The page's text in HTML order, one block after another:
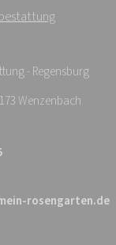
- Regensburg
Wenzenbach
rosengarten.de